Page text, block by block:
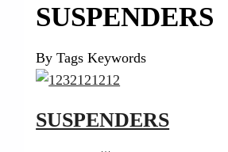
SUSPENDERS
By Tags Keywords
SUSPENDERS